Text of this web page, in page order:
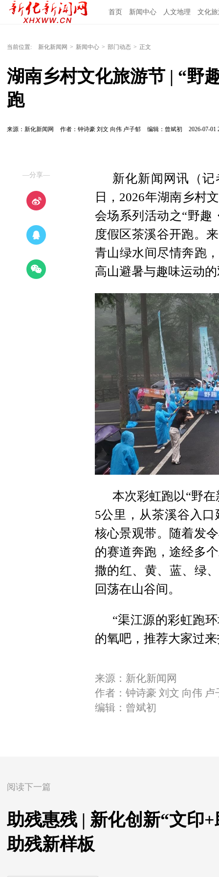
首页 新闻中心 人文地理 文化
当前位置: 新化新闻网 > 新闻中心 > 部门动态 > 正文
湖南乡村文化旅游节 | “野
跑
来源：新化新闻网 作者：钟诗豪 刘文 向伟 卢子郁 编辑：曾斌初 2026-07-01
—分享—
新化新闻网讯（
日，2026年湖南乡村
会场系列活动之“野趣
度假区茶溪谷开跑。
青山绿水间尽情奔跑
高山避暑与趣味运动
本次彩虹跑以“野
5公里，从茶溪谷入
核心景观带。随着发
的赛道奔跑，途经多
撒的红、黄、蓝、绿
回荡在山谷间。
“渠江源的彩虹跑
的氧吧，推荐大家过
来源：新化新闻网
作者：钟诗豪 刘文 向伟 卢
编辑：曾斌初
阅读下一篇
助残惠残 | 新化创新“文印
助残新样板